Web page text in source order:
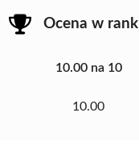
Ocena w
10.00 na 10
10.00